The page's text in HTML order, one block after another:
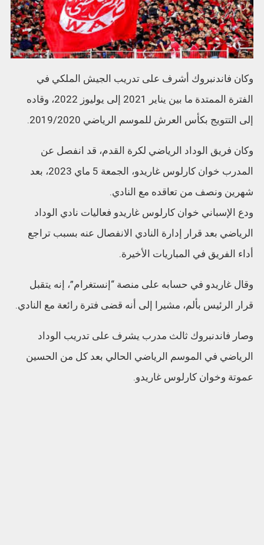
وكان فاندنبروك أشرف على تدريب الجيش الملكي في
الفترة الممتدة ما بين يناير 2021 إلى يوليوز 2022، وقاده
إلى التتويج بكأس العرش للموسم الرياضي 2019/2020.
وكان فريق الوداد الرياضي لكرة القدم، قد انفصل عن
المدرب خوان كارلوس غاريدو، الجمعة 5 ماي 2023، بعد
شهرين ونصف من تعاقده مع النادي.
ودع الإسباني خوان كارلوس غاريدو فعاليات نادي الوداد
الرياضي بعد قرار إدارة النادي الانفصال عنه بسبب تراجع
أداء الفريق في المباريات الأخيرة.
وقال غاريدو في حسابه على منصة “إنستغرام”، إنه يتقبل
قرار الرئيس بألم، مشيرا إلى أنه قضى فترة رائعة مع النادي.
وصار فاندنبروك ثالث مدرب يشرف على تدريب الوداد
الرياضي في الموسم الرياضي الحالي بعد كل من الحسين
عموتة وخوان كارلوس غاريدو.